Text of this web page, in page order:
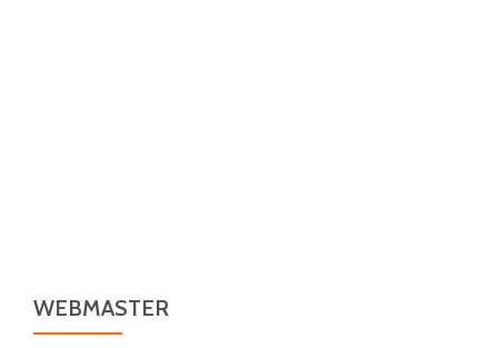
WEBMASTER